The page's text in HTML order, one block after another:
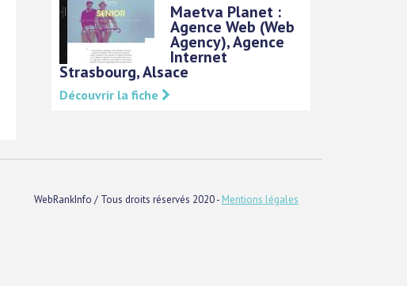
Maetva Planet :
Agence Web (Web
Agency), Agence
Internet
Strasbourg, Alsace
Découvrir la fiche
WebRankInfo / Tous droits réservés 2020 - Mentions légales